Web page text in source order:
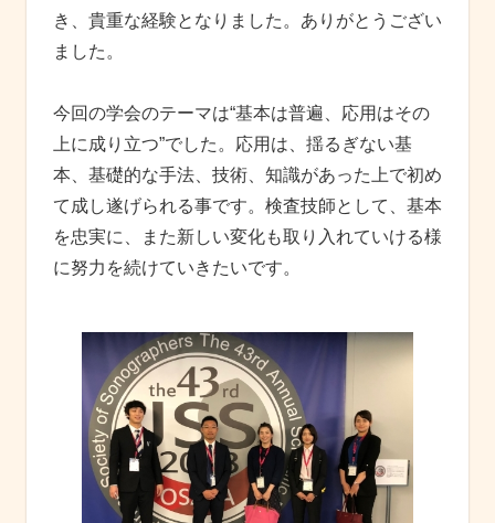
き、貴重な経験となりました。ありがとうござい
ました。
今回の学会のテーマは“基本は普遍、応用はその
上に成り立つ”でした。応用は、揺るぎない基
本、基礎的な手法、技術、知識があった上で初め
て成し遂げられる事です。検査技師として、基本
を忠実に、また新しい変化も取り入れていける様
に努力を続けていきたいです。